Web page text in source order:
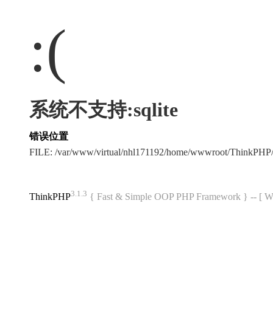
:(
系统不支持:sqlite
错误位置
FILE: /var/www/virtual/nhl171192/home/wwwroot/
ThinkPHP3.1.3 { Fast & Simple OOP PHP Framework } -- [